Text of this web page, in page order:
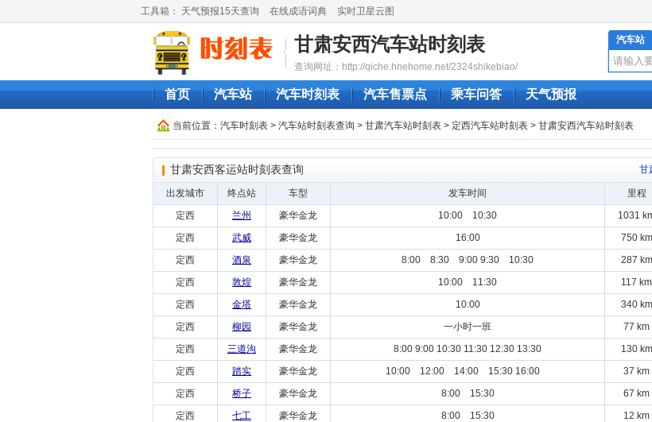
工具箱： 天气预报15天查询 在线成语词典 实时卫星云图
甘肃安西汽车站时刻表
查询网址：http://qiche.hnehome.net/2324shikebiao/
汽车站
首页 汽车站 汽车时刻表 汽车售票点 乘车问答 天气预报
当前位置： 汽车时刻表 > 汽车站时刻表查询 > 甘肃汽车站时刻表 > 定西汽车站时刻表 > 甘肃安西汽车站时刻表
甘肃安西客运站时刻表查询 甘
出发城市 终点站 车型 发车时间 里程
定西
兰州 豪华金龙 10:00 10:30 1031
定西
武威 豪华金龙 16:00 750 km
定西
酒泉 豪华金龙 8:00 8:30 9:00 9:30 10:30 287 km
定西
敦煌 豪华金龙 10:00 11:30 117 km
定西
金塔 豪华金龙 10:00 340 km
定西
柳园 豪华金龙 一小时一班 77 km
定西
三道沟 豪华金龙 8:00 9:00 10:30 11:30 12:30 13:30 130 km
定西
踏实 豪华金龙 10:00 12:00 14:00 15:30 16:00 37 km
定西
桥子 豪华金龙 8:00 15:30 67 km
定西
七工 豪华金龙 8:00 15:30 12 km